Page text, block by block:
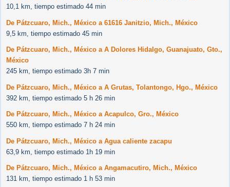
10,1 km, tiempo estimado 44 min
De Pátzcuaro, Mich., México a 61616 Janitzio, Mich., México
9,5 km, tiempo estimado 45 min
De Pátzcuaro, Mich., México a A Dolores Hidalgo, Guanajuato, Gto.,
México
245 km, tiempo estimado 3h 7 min
De Pátzcuaro, Mich., México a A Grutas, Tolantongo, Hgo., México
392 km, tiempo estimado 5 h 26 min
De Pátzcuaro, Mich., México a Acapulco, Gro., México
550 km, tiempo estimado 7 h 24 min
De Pátzcuaro, Mich., México a Agua caliente zacapu
63,9 km, tiempo estimado 1h 19 min
De Pátzcuaro, Mich., México a Angamacutiro, Mich., México
131 km, tiempo estimado 1 h 53 min